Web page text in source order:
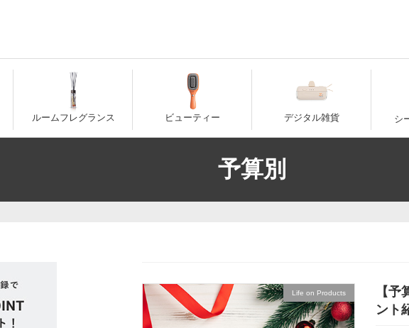
ルームフレグランス ビューティー デジタル雑貨
シ
予算別
Life on Products
【
ント